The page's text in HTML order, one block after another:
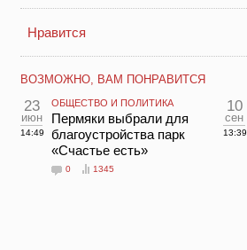
Нравится
ВОЗМОЖНО, ВАМ ПОНРАВИТСЯ
23
июн
14:49
ОБЩЕСТВО И ПОЛИТИКА
Пермяки выбрали для
благоустройства парк
«Счастье есть»
0 1345
10
сен
13:39